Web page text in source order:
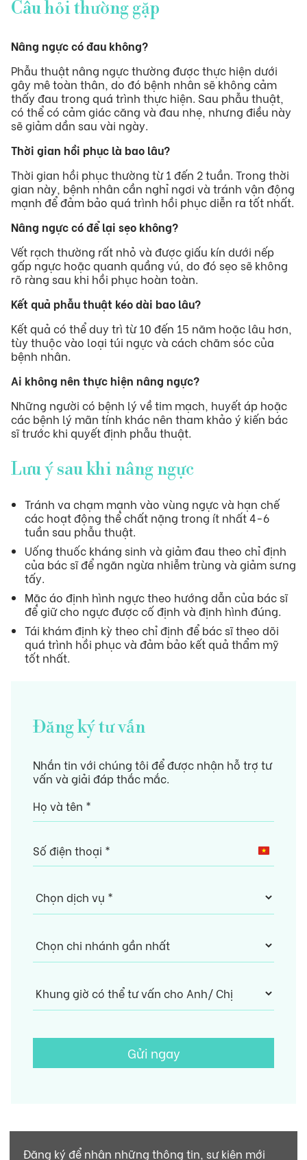
Câu hỏi thường gặp
Nâng ngực có đau không?
Phẫu thuật nâng ngực thường được thực hiện dưới
gây mê toàn thân, do đó bệnh nhân sẽ không cảm
thấy đau trong quá trình thực hiện. Sau phẫu thuật,
có thể có cảm giác căng và đau nhẹ, nhưng điều này
sẽ giảm dần sau vài ngày.
Thời gian hồi phục là bao lâu?
Thời gian hồi phục thường từ 1 đến 2 tuần. Trong thời
gian này, bệnh nhân cần nghỉ ngơi và tránh vận động
mạnh để đảm bảo quá trình hồi phục diễn ra tốt nhất.
Nâng ngực có để lại sẹo không?
Vết rạch thường rất nhỏ và được giấu kín dưới nếp
gấp ngực hoặc quanh quầng vú, do đó sẹo sẽ không
rõ ràng sau khi hồi phục hoàn toàn.
Kết quả phẫu thuật kéo dài bao lâu?
Kết quả có thể duy trì từ 10 đến 15 năm hoặc lâu hơn,
tùy thuộc vào loại túi ngực và cách chăm sóc của
bệnh nhân.
Ai không nên thực hiện nâng ngực?
Những người có bệnh lý về tim mạch, huyết áp hoặc
các bệnh lý mãn tính khác nên tham khảo ý kiến bác
sĩ trước khi quyết định phẫu thuật.
Lưu ý sau khi nâng ngực
Tránh va chạm mạnh vào vùng ngực và hạn chế
các hoạt động thể chất nặng trong ít nhất 4-6
tuần sau phẫu thuật.
Uống thuốc kháng sinh và giảm đau theo chỉ định
của bác sĩ để ngăn ngừa nhiễm trùng và giảm sưng
tấy.
Mặc áo định hình ngực theo hướng dẫn của bác sĩ
để giữ cho ngực được cố định và định hình đúng.
Tái khám định kỳ theo chỉ định để bác sĩ theo dõi
quá trình hồi phục và đảm bảo kết quả thẩm mỹ
tốt nhất.
Đăng ký tư vấn
Nhắn tin với chúng tôi để được nhận hỗ trợ tư
vấn và giải đáp thắc mắc.
Vietnam
+84
Gửi ngay
Đăng ký để nhận những thông tin, sự kiện mới